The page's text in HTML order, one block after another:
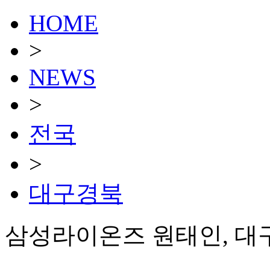
HOME
>
NEWS
>
전국
>
대구경북
삼성라이온즈 원태인, 대